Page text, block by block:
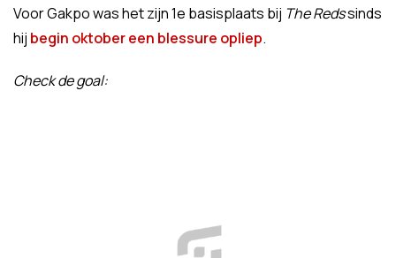
Voor Gakpo was het zijn 1e basisplaats bij The Redssinds
hij begin oktober een blessure opliep.
Check de goal: